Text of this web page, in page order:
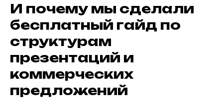
И почему мы сделали
бесплатный гайд по
структурам
презентаций и
коммерческих
предложений